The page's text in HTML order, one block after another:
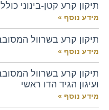
תיקון קרע קטן-בינוני
מידע נוסף »
תיקון קרע בשרוול
מידע נוסף »
תיקון קרע בשרוול
ועיגון הגיד הדו ראשי
מידע נוסף »